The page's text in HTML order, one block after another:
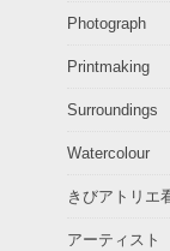
Photograph
Printmaking
Surroundings
Watercolour
きびアトリエ
アーティスト